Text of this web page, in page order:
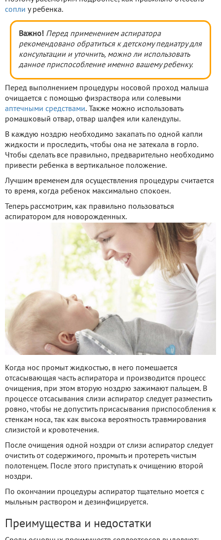
сопли у ребенка.
Важно! Перед применением аспиратора
рекомендовано обратиться к детскому педиатру для
консультации и уточнить, можно ли использовать
данное приспособление именно вашему ребенку.
Перед выполнением процедуры носовой проход малыша
очищается с помощью физраствора или солевыми
аптечными средствами. Также можно использовать
ромашковый отвар, отвар шалфея или календулы.
В каждую ноздрю необходимо закапать по одной капли
жидкости и проследить, чтобы она не затекала в горло.
Чтобы сделать все правильно, предварительно необходимо
привести ребенка в вертикальное положение.
Лучшим временем для осуществления процедуры считается
то время, когда ребенок максимально спокоен.
Теперь рассмотрим, как правильно пользоваться
аспиратором для новорожденных.
Когда нос промыт жидкостью, в него помешается
отсасывающая часть аспиратора и производится процесс
очищения, при этом вторую ноздрю зажимают пальцем. В
процессе отсасывания слизи аспиратор следует разместить
ровно, чтобы не допустить присасывания приспособления к
стенкам носа, так как высока вероятность травмирования
слизистой и кровотечения.
После очищения одной ноздри от слизи аспиратор следует
очистить от содержимого, промыть и протереть чистым
полотенцем. После этого приступать к очищению второй
ноздри.
По окончании процедуры аспиратор тщательно моется с
мыльным раствором и дезинфицируется.
Преимущества и недостатки